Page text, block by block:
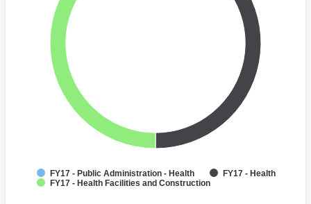
FY17 - Public Administration - Health
FY17 - Health
FY17 - Health Facilities and Construction